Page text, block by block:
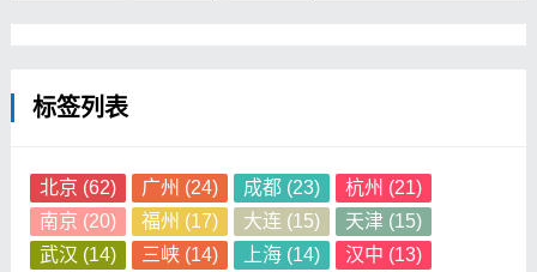
标签列表
北京 (62) 广州 (24) 成都(23) 杭州 (21)
南京 (20) 福州 (17) 大连 (15) 天津(15)
武汉 (14) 三峡(14) 上海(14) 汉中 (13)